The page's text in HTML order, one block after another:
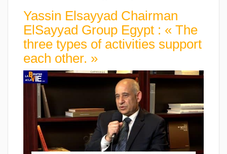
Yassin Elsayyad Chairman
ElSayyad Group Egypt : « The
three types of activities support
each other. »